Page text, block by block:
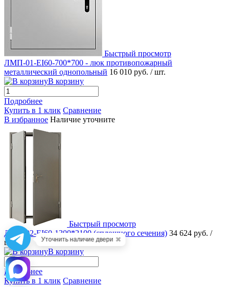
Быстрый просмотр
ЛМП-01-EI60-700*700 - люк противопожарный
металлический однопольный 16 010 руб. / шт.
В корзину
Подробнее
Купить в 1 клик Сравнение
В избранное Наличие уточните
Быстрый просмотр
ДМП-02-EI60-1300*2100 (сплошного сечения) 34 624 руб. /
шт.
В корзину
Подробнее
Купить в 1 клик Сравнение
Уточнить наличие двери ✖